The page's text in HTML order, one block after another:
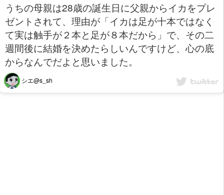
うちの母親は28歳の誕生日に父親からイカをプレ
ゼントされて、理由が「イカは足が十本ではなく
て実は触手が２本と足が８本だから」で、その二
週間後に結婚を決めたらしいんですけど、心の底
からなんでだよと思いました。
シエ@s_sh